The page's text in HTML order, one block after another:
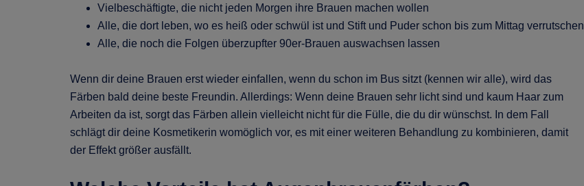
Vielbeschäftigte, die nicht jeden Morgen ihre Brauen machen wollen
Alle, die dort leben, wo es heiß oder schwül ist und Stift und Puder schon bis zum Mittag verrutschen
Alle, die noch die Folgen überzupfter 90er-Brauen auswachsen lassen
Wenn dir deine Brauen erst wieder einfallen, wenn du schon im Bus sitzt (kennen wir alle), wird das
Färben bald deine beste Freundin. Allerdings: Wenn deine Brauen sehr licht sind und kaum Haar zum
Arbeiten da ist, sorgt das Färben allein vielleicht nicht für die Fülle, die du dir wünschst. In dem Fall
schlägt dir deine Kosmetikerin womöglich vor, es mit einer weiteren Behandlung zu kombinieren, damit
der Effekt größer ausfällt.